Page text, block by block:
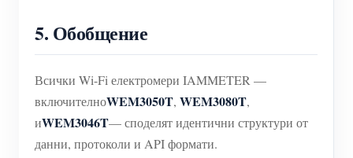
5. Обобщение
Всички Wi-Fi електромери IAMMETER —
включителноWEM3050T, WEM3080T,
иWEM3046T— споделят идентични структури от
данни, протоколи и API формати.